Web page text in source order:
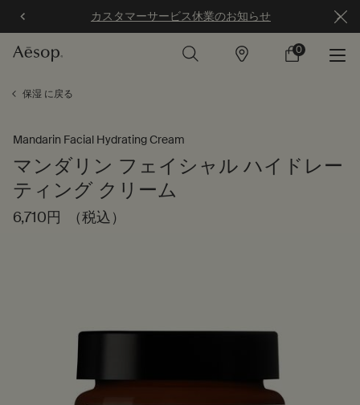
カスタマーサービス休業のお知らせ
店
カ
0
0 カート内の製
保湿 に戻る
Mandarin Facial Hydrating Cream
マンダリン フェイシャル ハイドレー
ティング クリーム
6,710円 （税込）